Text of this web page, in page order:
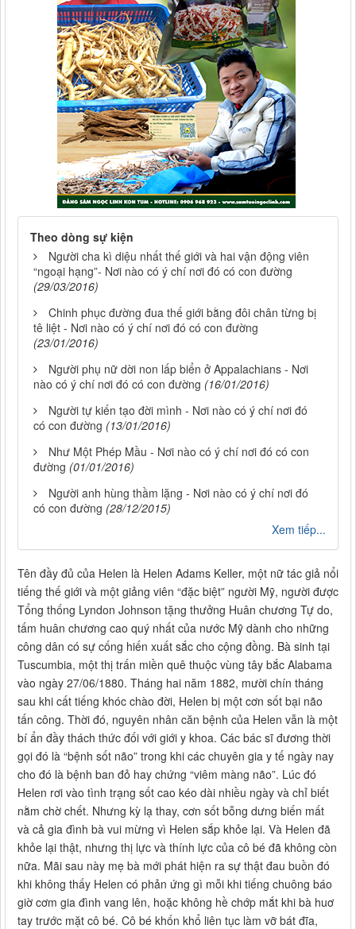
Theo dòng sự kiện
Người cha kì diệu nhất thế giới và hai vận động viên
“ngoại hạng”- Nơi nào có ý chí nơi đó có con đường
(29/03/2016)
Chinh phục đường đua thế giới bằng đôi chân từng bị
tê liệt - Nơi nào có ý chí nơi đó có con đường
(23/01/2016)
Người phụ nữ dời non lấp biển ở Appalachians - Nơi
nào có ý chí nơi đó có con đường (16/01/2016)
Người tự kiến tạo đời mình - Nơi nào có ý chí nơi đó
có con đường (13/01/2016)
Như Một Phép Mầu - Nơi nào có ý chí nơi đó có con
đường (01/01/2016)
Người anh hùng thầm lặng - Nơi nào có ý chí nơi đó
có con đường (28/12/2015)
Xem tiếp...
Tên đầy đủ của Helen là Helen Adams Keller, một nữ tác giả nổi
tiếng thế giới và một giảng viên “đặc biệt” người Mỹ, người được
Tổng thống Lyndon Johnson tặng thưởng Huân chương Tự do,
tấm huân chương cao quý nhất của nước Mỹ dành cho những
công dân có sự cống hiến xuất sắc cho cộng đồng. Bà sinh tại
Tuscumbia, một thị trấn miền quê thuộc vùng tây bắc Alabama
vào ngày 27/06/1880. Tháng hai năm 1882, mười chín tháng
sau khi cất tiếng khóc chào đời, Helen bị một cơn sốt bại não
tấn công. Thời đó, nguyên nhân căn bệnh của Helen vẫn là một
bí ẩn đầy thách thức đối với giới y khoa. Các bác sĩ đương thời
gọi đó là “bệnh sốt não” trong khi các chuyên gia y tế ngày nay
cho đó là bệnh ban đỏ hay chứng “viêm màng não”. Lúc đó
Helen rơi vào tình trạng sốt cao kéo dài nhiều ngày và chỉ biết
nằm chờ chết. Nhưng kỳ lạ thay, cơn sốt bỗng dưng biến mất
và cả gia đình bà vui mừng vì Helen sắp khỏe lại. Và Helen đã
khỏe lại thật, nhưng thị lực và thính lực của cô bé đã không còn
nữa. Mãi sau này mẹ bà mới phát hiện ra sự thật đau buồn đó
khi không thấy Helen có phản ứng gì mỗi khi tiếng chuông báo
giờ cơm gia đình vang lên, hoặc không hề chớp mắt khi bà huơ
tay trước mặt cô bé. Cô bé khốn khổ liên tục làm vỡ bát đĩa,